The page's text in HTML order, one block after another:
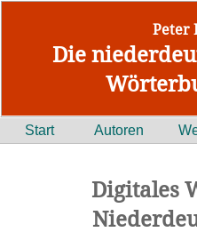
Peter
Die
Start Autoren
Digitales